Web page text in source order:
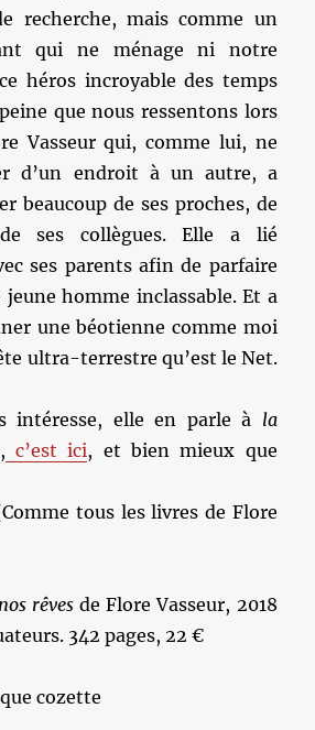
recherche, mais comme un
qui ne ménage ni notre
héros incroyable des temps
que nous ressentons lors
Vasseur qui, comme lui, ne
d’un endroit à un autre, a
beaucoup de ses proches, de
ses collègues. Elle a lié
ses parents afin de parfaire
homme inclassable. Et a
une béotienne comme moi
ultra-terrestre qu’est le Net.
intéresse, elle en parle à la
, c’est ici, et bien mieux que
tous les livres de Flore
rêves de Flore Vasseur, 2018
342 pages, 22 €
cozette